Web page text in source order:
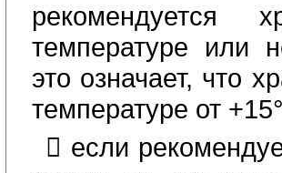
рекомендуется
температуре или
это означает, что
температуре от
 если